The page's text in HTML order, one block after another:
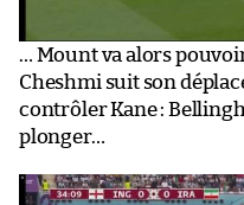
… Mount va alors
Cheshmi suit son
contrôler Kane :
plonger…